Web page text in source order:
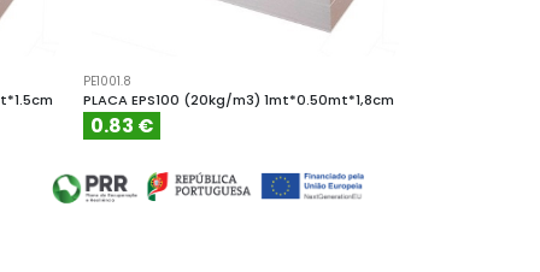
PE1001.8
PLACA EPS100 (20kg/m3) 1mt*0.50mt*1,8cm
0.83 €